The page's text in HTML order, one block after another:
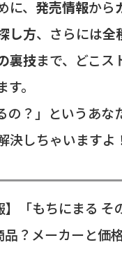
、 発売情報から
し方、さらには全
裏技まで、どこス
。
の？」というあな
決しちゃいますよ
】「もちにまる そ
品？メーカーと価